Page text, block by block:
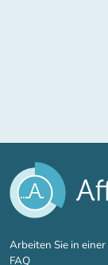
Arbeiten Sie in
FAQ